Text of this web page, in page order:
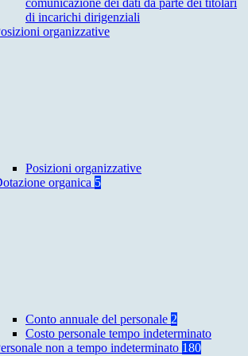
comunicazione dei dati da parte dei titolari
di incarichi dirigenziali
organizzative
Posizioni organizzative
organica 5
Conto annuale del personale 2
Costo personale tempo indeterminato
non a tempo indeterminato 180